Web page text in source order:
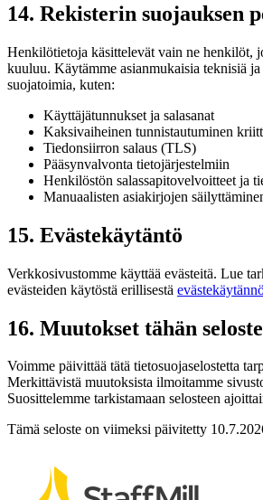
14. Rekisterin suojauksen
Henkilötietoja käsittelevät vain ne henkilöt,
kuuluu. Käytämme asianmukaisia teknisiä ja
suojatoimia, kuten:
Käyttäjätunnukset ja salasanat
Kaksivaiheinen tunnistautuminen
Tiedonsiirron salaus (TLS)
Pääsynvalvonta tietojärjestelmiin
Henkilöstön salassapitovelvoitteet ja
Manuaalisten asiakirjojen
15. Evästekäytäntö
Verkkosivustomme käyttää evästeitä. Lue
evästeiden käytöstä erillisestä
16. Muutokset tähän
Voimme päivittää tätä tietosuojaselostetta
Merkittävistä muutoksista ilmoitamme
Suosittelemme tarkistamaan selosteen
Tämä seloste on viimeksi päivitetty